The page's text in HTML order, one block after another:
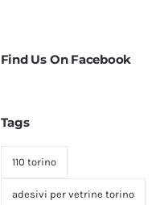
Find Us On Facebook
Tags
110 torino
adesivi per vetrine torino